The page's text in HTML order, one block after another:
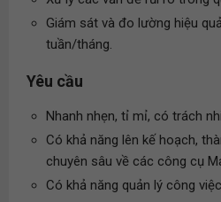
Giám sát và đo lường hiệu
tuần/tháng.
Yêu cầu
Nhanh nhẹn, tỉ mỉ, có trách
Có khả năng lên kế hoạch,
chuyên sâu về các công cụ
Có khả năng quản lý công